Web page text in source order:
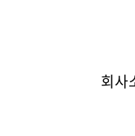
회사